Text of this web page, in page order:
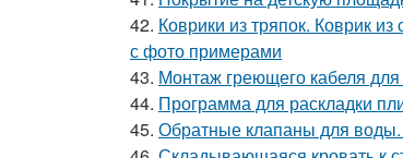
42. Коврики из тряпок. Коврик
с фото примерами
43. Монтаж греющего кабеля
44. Программа для раскладки
45. Обратные клапаны для воды.